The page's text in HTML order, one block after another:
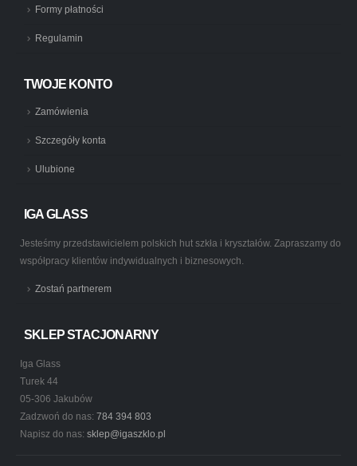
Formy płatności
Regulamin
TWOJE KONTO
Zamówienia
Szczegóły konta
Ulubione
IGA GLASS
Jesteśmy przedstawicielem polskich hut szkła i kryształów. Zapraszamy do
współpracy klientów indywidualnych i biznesowych.
Zostań partnerem
SKLEP STACJONARNY
Iga Glass
Turek 44
05-306 Jakubów
Zadzwoń do nas: 784 394 803
Napisz do nas: sklep@igaszklo.pl